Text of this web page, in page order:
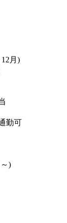
月)
勤可
)